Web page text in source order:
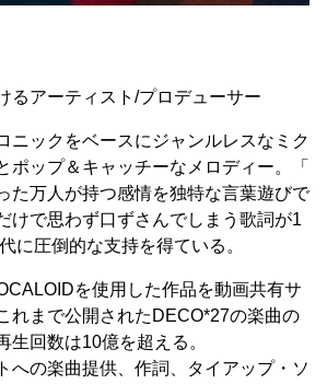
るアーティスト/プロデューサー
ニックをベースにジャンルレスなミク
ポップ＆キャッチーなメロディー。「
た万人が持つ感情を独特な言葉遊びで
けで思わず口ずさんでしまう歌詞が1
に圧倒的な支持を得ている。
を使用した作品を動画共有サ
れまで公開されたDECO*27の楽曲の
生回数は10億を超える。
への楽曲提供、作詞、タイアップ・ソ